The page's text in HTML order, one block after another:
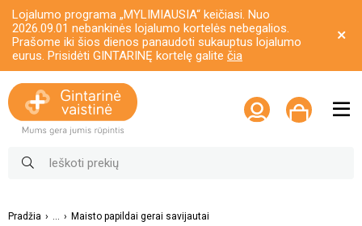
Lojalumo programa „MYLIMIAUSIA“ keičiasi. Nuo
2026.09.01 nebankinės lojalumo kortelės nebegalios.
Prašome iki šios dienos panaudoti sukauptus lojalumo
eurus. Prisidėti GINTARINĘ kortelę galite čia
Pradžia ... Maisto papildai gerai savijautai